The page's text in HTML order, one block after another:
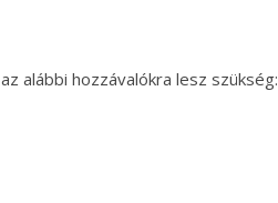
alábbi hozzávalókra lesz szükség: